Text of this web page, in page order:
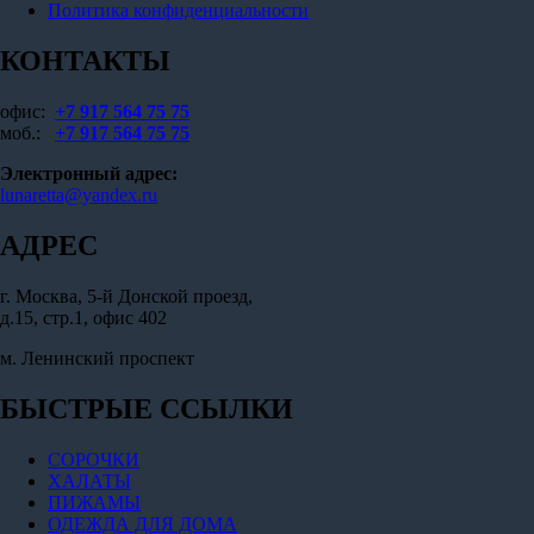
Политика конфиденциальности
КОНТАКТЫ
офис: +7 917 564 75 75
моб.: +7 917 564 75 75
Электронный адрес:
lunaretta@yandex.ru
АДРЕС
г. Москва, 5-й Донской проезд,
д.15, стр.1, офис 402
м. Ленинский проспект
БЫСТРЫЕ ССЫЛКИ
СОРОЧКИ
ХАЛАТЫ
ПИЖАМЫ
ОДЕЖДА ДЛЯ ДОМА